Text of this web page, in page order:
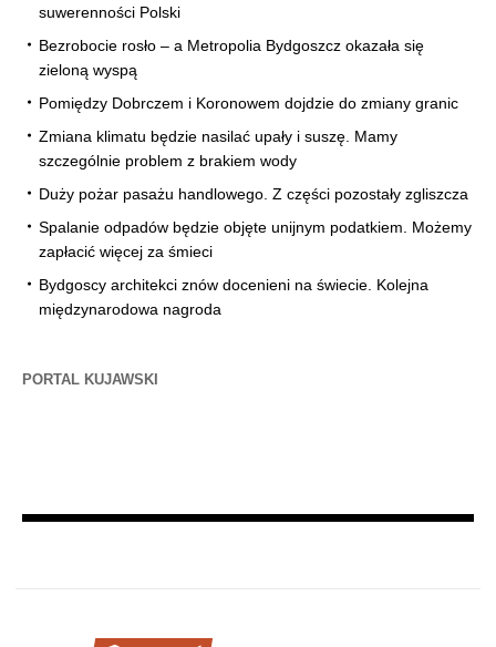
suwerenności Polski
Bezrobocie rosło – a Metropolia Bydgoszcz okazała się
zieloną wyspą
Pomiędzy Dobrczem i Koronowem dojdzie do zmiany granic
Zmiana klimatu będzie nasilać upały i suszę. Mamy
szczególnie problem z brakiem wody
Duży pożar pasażu handlowego. Z części pozostały zgliszcza
Spalanie odpadów będzie objęte unijnym podatkiem. Możemy
zapłacić więcej za śmieci
Bydgoscy architekci znów docenieni na świecie. Kolejna
międzynarodowa nagroda
PORTAL KUJAWSKI